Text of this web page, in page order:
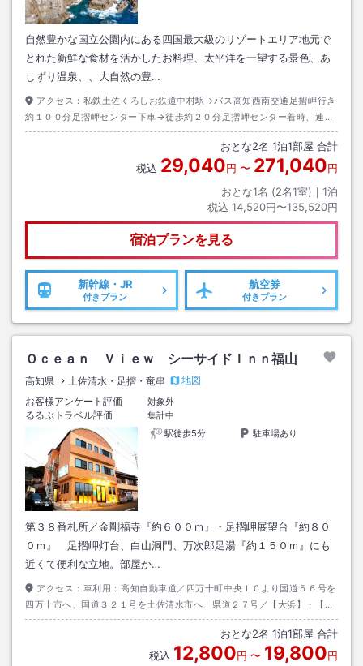
自然豊かな国立公園内にある四国最大級のリゾートエリア地元で
とれた新鮮な食材を活かしたお料理、太平洋を一望する景色、あ
しずり温泉、、大自然の豊…
アクセス： 私鉄土佐くろしお鉄道中村駅→バス高知西南交通足摺岬行き
約１００分足摺岬センター下車→徒歩約２０分足摺岬センター着時、連絡
要。送迎あり。
おとな2名 1泊1部屋 合計
税込 29,040円 〜 271,040円
おとな1名 (2名1室)｜ 1泊
税込 14,520円〜135,520円
宿泊プランを見る
新幹線・JR
付きプラン
航空券
付きプラン
Ｏｃｅａｎ Ｖｉｅｗ シーサイドＩｎｎ福山
高知県 土佐清水・足摺・竜串
地図
お客様アンケート評価
対象外
るるぶトラベル評価
集計中
駅徒歩5分
駐車場あり
第３８番札所／金剛福寺『約６００ｍ』・足摺岬展望台『約８０
０ｍ』 足摺岬灯台、白山洞門、万次郎足湯『約１５０ｍ』にも
近くて便利な立地。部屋か…
アクセス： 車利用：高知自動車道／四万十町中央ＩＣより国道５６号を
四万十市へ、国道３２１号を土佐清水市へ、県道２７号／【大浜】・【松
尾】経由で足摺岬へ約１２０分。 バス利用：土佐くろしお鉄道中村線中
おとな2名 1泊1部屋 合計
税込 12,800円 〜 19,800円